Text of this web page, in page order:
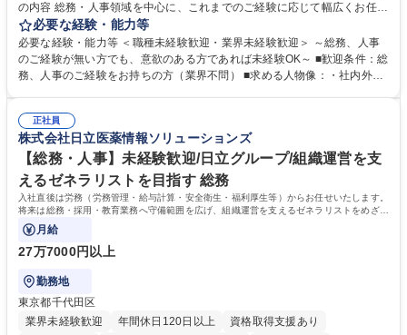
の内容 総務・人事領域を中心に、これまでのご経験に応じて幅広くお任せ
します。 ＜具体的には＞ ・総務/人事労務（給与・社保・勤怠管理など）
・採用・教育研修 ・福利厚生運用 など ※基本的には事務所勤務ですが、
採用や教育等の業務内容により、関西圏以外への日帰り・宿泊を伴う国内
出張もございます。 ※担当業務を持ちつつ、お互いに助け合いながら、総
必要な経験・能力等
必要な経験・能力等 ＜職種未経験歓迎・業界未経験歓迎＞ ～総務、人事
のご経験が無い方でも、意欲のある方であれば未経験OK～ ■歓迎条件：総
務、人事のご経験をお持ちの方（業界不問） ■求める人物像：・社内外の
正社員
株式会社日立医薬情報ソリューションズ
【総務・人事】未経験歓迎/日立グループ/組織運営を支
えるゼネラリストを目指す 総務
入社直後は労務（労務管理・給与計算・安全衛生・福利厚生等）からお任せいたします。
将来は総務・採用・教育業務へ守備範囲を広げ、組織運営を支えるゼネラリストをめざせ
ます。
月給
27万7000円以上
勤務地
東京都千代田区
業界未経験歓迎
年間休日120日以上 資格取得支援あり